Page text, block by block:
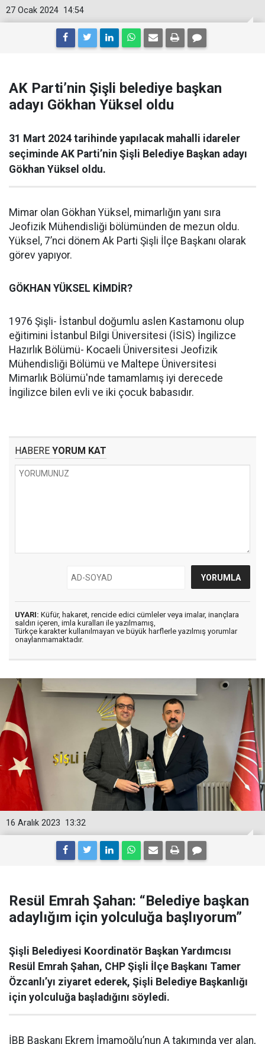
14:54
27 Ocak 2024
AK Parti’nin Şişli belediye başkan
adayı Gökhan Yüksel oldu
31 Mart 2024 tarihinde yapılacak mahalli idareler
seçiminde AK Parti’nin Şişli Belediye Başkan adayı
Gökhan Yüksel oldu.
Mimar olan Gökhan Yüksel, mimarlığın yanı sıra
Jeofizik Mühendisliği bölümünden de mezun oldu.
Yüksel, 7’nci dönem Ak Parti Şişli İlçe Başkanı olarak
görev yapıyor.
GÖKHAN YÜKSEL KİMDİR?
1976 Şişli- İstanbul doğumlu aslen Kastamonu olup
eğitimini İstanbul Bilgi Üniversitesi (İSİS) İngilizce
Hazırlık Bölümü- Kocaeli Üniversitesi Jeofizik
Mühendisliği Bölümü ve Maltepe Üniversitesi
Mimarlık Bölümü'nde tamamlamış iyi derecede
İngilizce bilen evli ve iki çocuk babasıdır.
HABERE YORUM KAT
UYARI: Küfür, hakaret, rencide edici cümleler veya imalar, inançlara
saldırı içeren, imla kuralları ile yazılmamış,
Türkçe karakter kullanılmayan ve büyük harflerle yazılmış yorumlar
onaylanmamaktadır.
13:32
16 Aralık 2023
Resül Emrah Şahan: “Belediye başkan
adaylığım için yolculuğa başlıyorum”
Şişli Belediyesi Koordinatör Başkan Yardımcısı
Resül Emrah Şahan, CHP Şişli İlçe Başkanı Tamer
Özcanlı’yı ziyaret ederek, Şişli Belediye Başkanlığı
için yolculuğa başladığını söyledi.
İBB Başkanı Ekrem İmamoğlu’nun A takımında yer alan,